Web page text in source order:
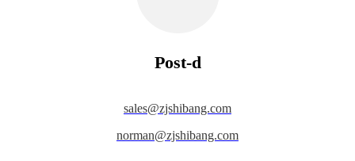
Post-d
sales@zjshibang.com
norman@zjshibang.com